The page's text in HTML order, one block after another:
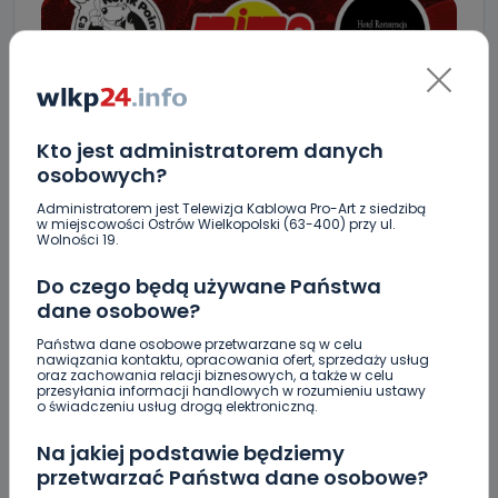
Kto jest administratorem danych
osobowych?
Administratorem jest Telewizja Kablowa Pro-Art z siedzibą
w miejscowości Ostrów Wielkopolski (63-400) przy ul.
Wolności 19.
Do czego będą używane Państwa
dane osobowe?
Państwa dane osobowe przetwarzane są w celu
nawiązania kontaktu, opracowania ofert, sprzedaży usług
oraz zachowania relacji biznesowych, a także w celu
przesyłania informacji handlowych w rozumieniu ustawy
o świadczeniu usług drogą elektroniczną.
Na jakiej podstawie będziemy
przetwarzać Państwa dane osobowe?